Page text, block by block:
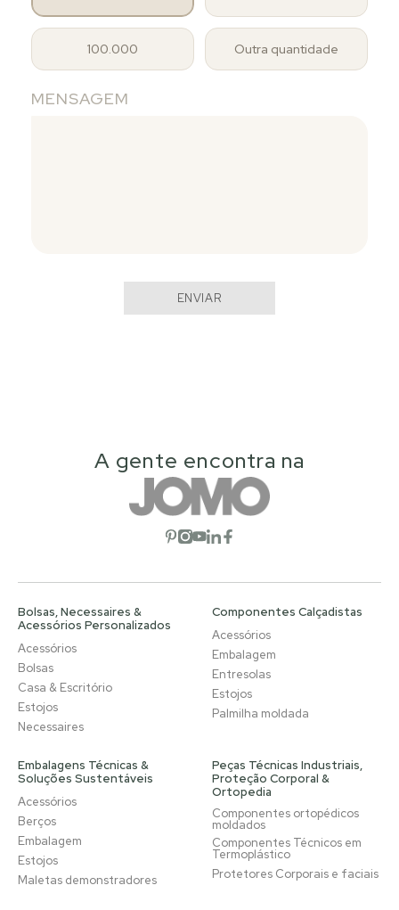
100.000 Outra quantidade
MENSAGEM
ENVIAR
A gente encontra na
Abrir rede social
Abrir rede social
Abrir rede social
Abrir rede social
Abrir rede social
Bolsas, Necessaires &
Acessórios Personalizados
Acessórios
Bolsas
Casa & Escritório
Estojos
Necessaires
Componentes Calçadistas
Acessórios
Embalagem
Entresolas
Estojos
Palmilha moldada
Embalagens Técnicas &
Soluções Sustentáveis
Acessórios
Berços
Embalagem
Estojos
Maletas demonstradores
Peças Técnicas Industriais,
Proteção Corporal &
Ortopedia
Componentes ortopédicos
moldados
Componentes Técnicos em
Termoplástico
Protetores Corporais e faciais